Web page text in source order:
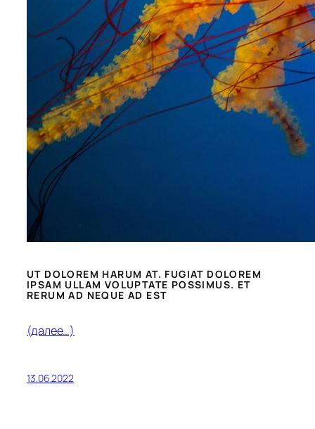
UT DOLOREM HARUM AT. FUGIAT DOLOREM
IPSAM ULLAM VOLUPTATE POSSIMUS. ET
RERUM AD NEQUE AD EST
(далее…)
13.06.2022